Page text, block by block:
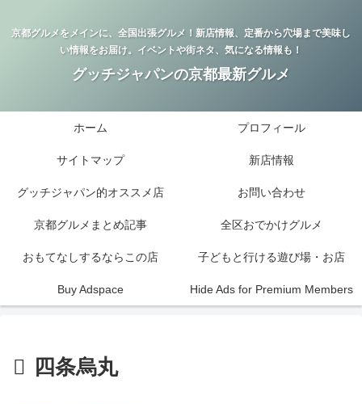
京都グルメをメインに、全国出張グルメ！新店情報、定番から穴場まで美味し
い情報をお届け。イベントや街ネタ、気になる情報も！
グッチジャパンの京都最新グルメ
ホーム プロフィール
サイトマップ 新店情報
グッチジャパン的オススメ店 お問い合わせ
京都グルメまとめ記事 全区おでかけグルメ
おもてなしするならこの店 子どもと行ける遊び場・お店
Buy Adspace Hide Ads for Premium Members
四条烏丸